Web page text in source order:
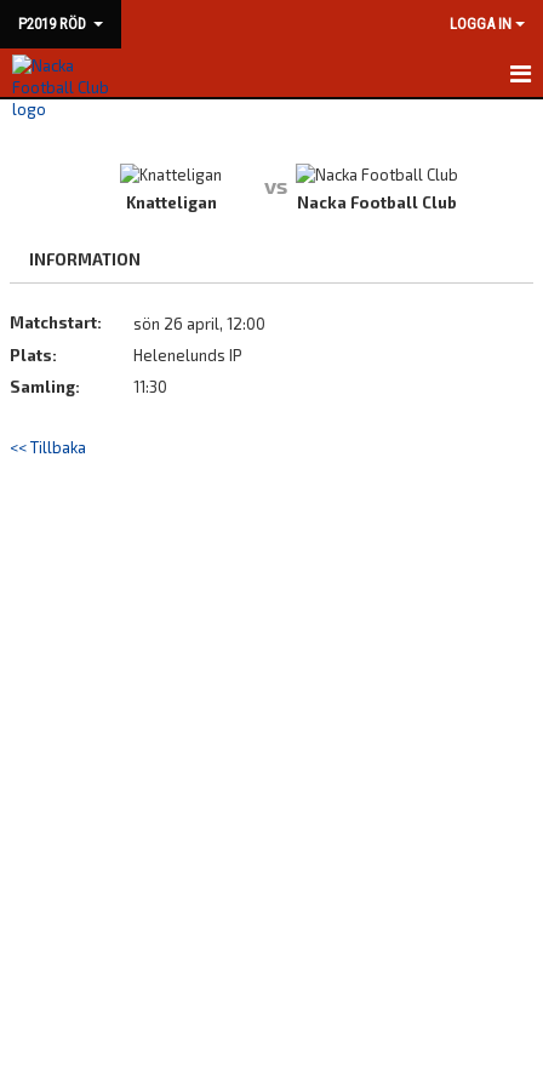
P2019 RÖD LOGGA IN
HEM
MATCHER
TRUPPEN
BILDGALLERI
Knatteligan
vs
Nacka Football Club
INFORMATION
Matchstart:
sön 26 april, 12:00
Plats:
Helenelunds IP
Samling:
11:30
<< Tillbaka